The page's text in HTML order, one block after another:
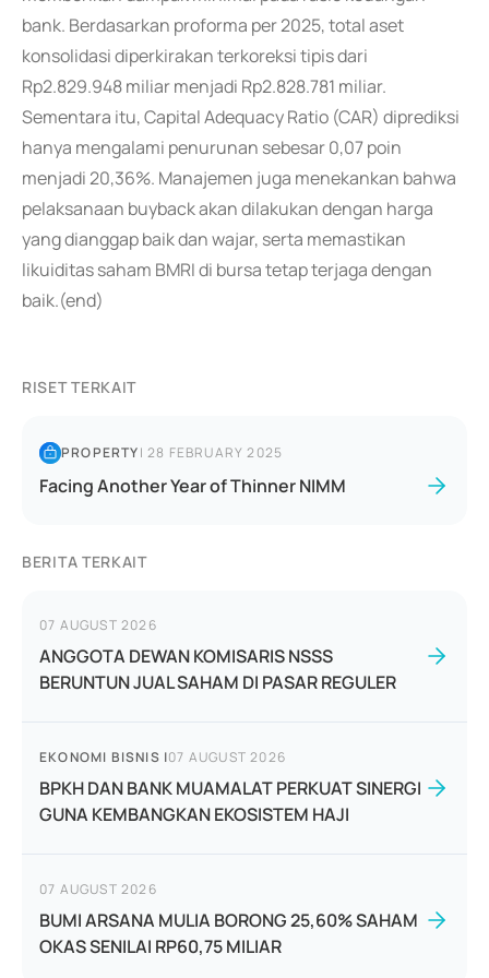
bank. Berdasarkan proforma per 2025, total aset
konsolidasi diperkirakan terkoreksi tipis dari
Rp2.829.948 miliar menjadi Rp2.828.781 miliar.
Sementara itu, Capital Adequacy Ratio (CAR) diprediksi
hanya mengalami penurunan sebesar 0,07 poin
menjadi 20,36%. Manajemen juga menekankan bahwa
pelaksanaan buyback akan dilakukan dengan harga
yang dianggap baik dan wajar, serta memastikan
likuiditas saham BMRI di bursa tetap terjaga dengan
baik.(end)
RISET TERKAIT
PROPERTY|28 FEBRUARY 2025
Facing Another Year of Thinner NIMM
BERITA TERKAIT
07 AUGUST 2026
ANGGOTA DEWAN KOMISARIS NSSS
BERUNTUN JUAL SAHAM DI PASAR REGULER
EKONOMI BISNIS |07 AUGUST 2026
BPKH DAN BANK MUAMALAT PERKUAT SINERGI
GUNA KEMBANGKAN EKOSISTEM HAJI
07 AUGUST 2026
BUMI ARSANA MULIA BORONG 25,60% SAHAM
OKAS SENILAI RP60,75 MILIAR